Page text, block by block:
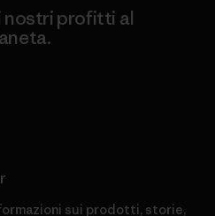
nostri profitti al
sui prodotti, storie,